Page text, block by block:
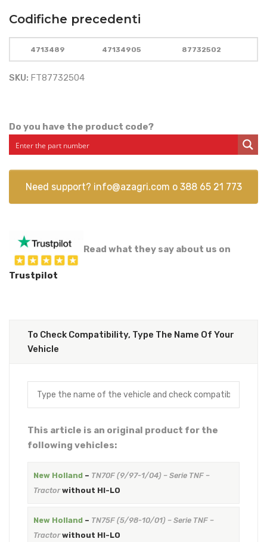
Codifiche precedenti
4713489 47134905 87732502
SKU: FT87732504
Do you have the product code?
Need support? info@azagri.com o 388 65 21 773
Read what they say about us on
Trustpilot
To Check Compatibility, Type The Name Of Your
Vehicle
This article is an original product for the
following vehicles:
New Holland– TN70F (9/97-1/04) – Serie TNF –
Tractor without HI-LO
New Holland– TN75F (5/98-10/01) – Serie TNF –
Tractor without HI-LO